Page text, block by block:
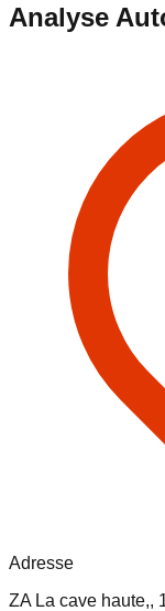
Analyse
Adresse
ZA La cave haute,,